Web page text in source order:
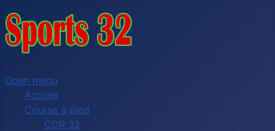
Open menu
Accueil
Course à pied
CDR 32